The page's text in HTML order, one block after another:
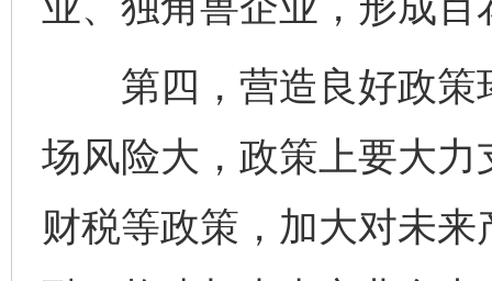
第四，营造良好政策
场风险大，政策上要大
财税等政策，加大对未